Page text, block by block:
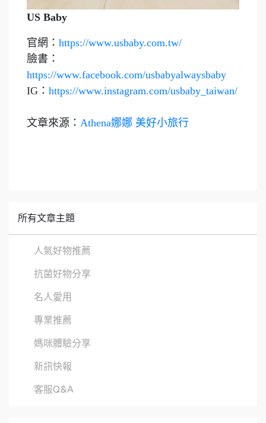
US Baby
官網： https://www.usbaby.com.tw/
臉書：
https://www.facebook.com/usbabyalwaysbaby
IG： https://www.instagram.com/usbaby_taiwan/
文章來源： Athena娜娜 美好小旅行
所有文章主題
人氣好物推薦
抗菌好物分享
名人愛用
專業推薦
媽咪體驗分享
新訊快報
客服Q&A